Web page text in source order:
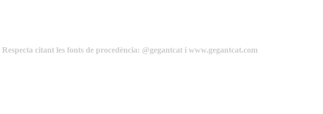
Respecta citant les fonts de procedència: @gegantcat i www.gegantcat.com